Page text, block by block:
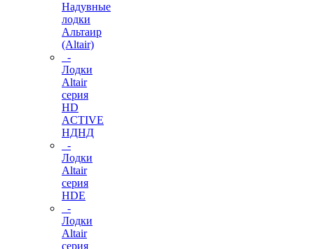
Надувные
лодки
Альтаир
(Altair)
-
Лодки
Altair
серия
HD
ACTIVE
НДНД
-
Лодки
Altair
серия
HDE
-
Лодки
Altair
серия